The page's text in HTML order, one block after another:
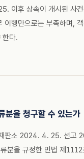
이후 상속이 개시된 사
이행만으로는 부족하며,
한다.
분을 청구할 수 있는가
판소 2024. 4. 25. 선고
분을 규정한 민법 제